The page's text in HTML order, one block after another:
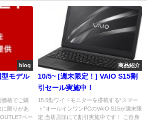
blog
型モデル
格でご購
に限りがあ
ペー
商品紹介
10/5~ [週末限定！] VAIO S15割
引セール実施中！
15.5型ワイドモニターを搭載する“スマー
ト”オールインワンPCのVAIO S15が週末限
定,当店店頭にて割引実施中です！ ご自身